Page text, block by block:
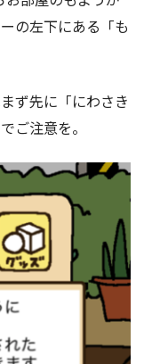
の左下にある「も
ず先に「にわさき
ご注意を。